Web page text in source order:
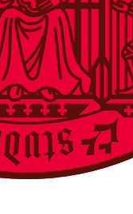
und